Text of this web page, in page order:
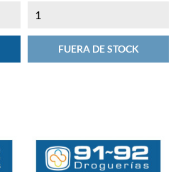
FUERA DE STOCK